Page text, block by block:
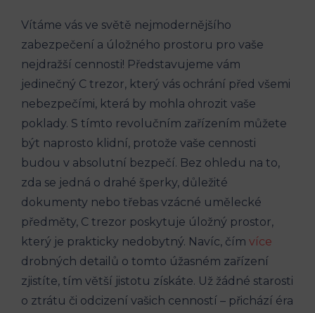
Vítáme vás ve světě nejmodernějšího
zabezpečení a úložného prostoru pro vaše
nejdražší cennosti! Představujeme vám
jedinečný C trezor, který vás ochrání před všemi
nebezpečími, která by mohla ohrozit vaše
poklady. S tímto revolučním zařízením můžete
být naprosto klidní, protože vaše cennosti
budou v absolutní bezpečí. Bez ohledu na to,
zda se jedná o drahé šperky, důležité
dokumenty nebo třebas vzácné umělecké
předměty, C trezor poskytuje úložný prostor,
který je prakticky nedobytný. Navíc, čím více
drobných detailů o tomto úžasném zařízení
zjistíte, tím větší jistotu získáte. Už žádné starosti
o ztrátu či odcizení vašich cenností – přichází éra